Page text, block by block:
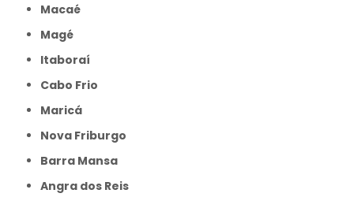
Macaé
Magé
Itaboraí
Cabo Frio
Maricá
Nova Friburgo
Barra Mansa
Angra dos Reis